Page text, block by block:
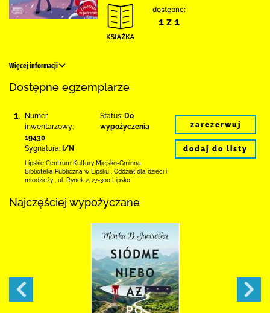
dostępne:
1 z 1
Więcej informacji
Dostępne egzemplarze
1.
Numer
inwentarzowy:
19430
Sygnatura: I/N
Status: Do
wypożyczenia
Lipskie Centrum Kultury Miejsko-Gminna
Biblioteka Publiczna w Lipsku
Oddział dla dzieci i
młodzieży , ul. Rynek 2 27-300 Lipsko
zarezerwuj
dodaj do listy
Najczęściej wypożyczane